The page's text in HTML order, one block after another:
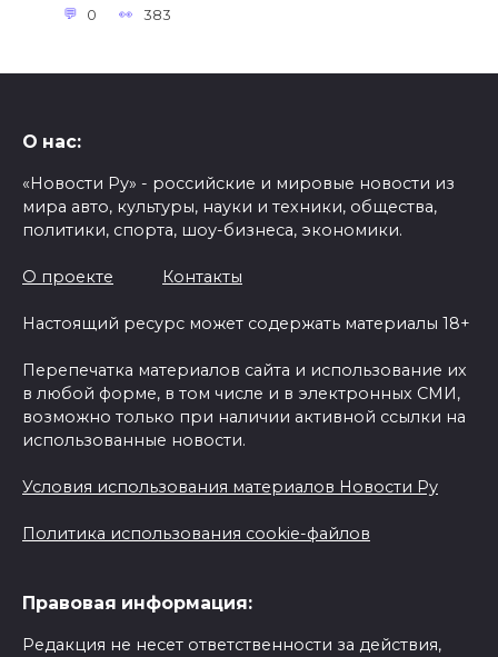
0 383
О нас:
«Новости Ру» - российские и мировые новости из
мира авто, культуры, науки и техники, общества,
политики, спорта, шоу-бизнеса, экономики.
О проекте Контакты
Настоящий ресурс может содержать материалы 18+
Перепечатка материалов сайта и использование их
в любой форме, в том числе и в электронных СМИ,
возможно только при наличии активной ссылки на
использованные новости.
Условия использования материалов Новости Ру
Политика использования cookie-файлов
Правовая информация:
Редакция не несет ответственности за действия,